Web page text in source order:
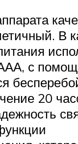
В
с
20